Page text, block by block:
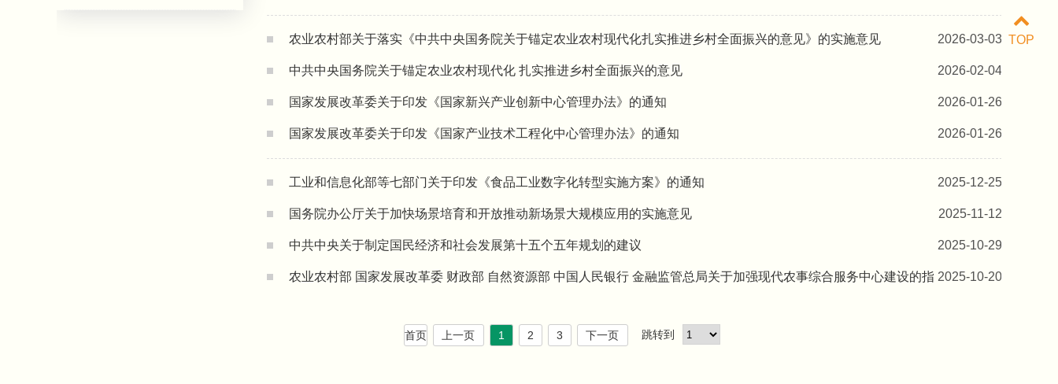
2026-03-03
农业农村部关于落实《中共中央国务院关于锚定农业农村现代化扎实推进乡村全面振兴的意见》的实施意见
2026-02-04
中共中央国务院关于锚定农业农村现代化 扎实推进乡村全面振兴的意见
2026-01-26
国家发展改革委关于印发《国家新兴产业创新中心管理办法》的通知
2026-01-26
国家发展改革委关于印发《国家产业技术工程化中心管理办法》的通知
2025-12-25
工业和信息化部等七部门关于印发《食品工业数字化转型实施方案》的通知
2025-11-12
国务院办公厅关于加快场景培育和开放推动新场景大规模应用的实施意见
2025-10-29
中共中央关于制定国民经济和社会发展第十五个五年规划的建议
2025-10-20
农业农村部 国家发展改革委 财政部 自然资源部 中国人民银行 金融监管总局关于加强现代农事综合服务中心建设的指
首页 上一页 1 2 3 下一页 跳转到
TOP